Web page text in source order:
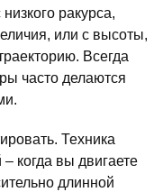
ракурса,
или с высоты,
Всегда
часто делаются
Техника
когда вы двигаете
длинной